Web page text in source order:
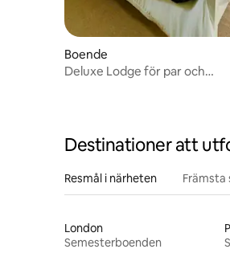
Boende
Deluxe Lodge för par och
Destinationer att
Resmål i närheten Främsta
London
Semesterboenden